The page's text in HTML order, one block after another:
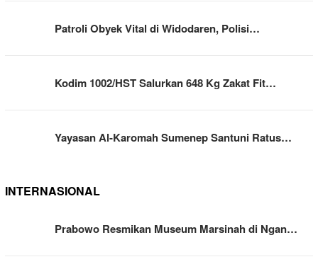
Patroli Obyek Vital di Widodaren, Polisi…
Kodim 1002/HST Salurkan 648 Kg Zakat Fit…
Yayasan Al-Karomah Sumenep Santuni Ratus…
INTERNASIONAL
Prabowo Resmikan Museum Marsinah di Ngan…